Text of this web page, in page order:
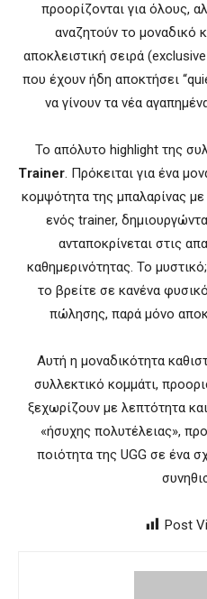
προορίζονται για όλους,
αναζητούν το μοναδικό
αποκλειστική σειρά
που έχουν ήδη αποκτήσει
να γίνουν τα νέα
Το απόλυτο highlight της
Trainer. Πρόκειται για ένα
κομψότητα της μπαλαρίνας
ενός trainer,
ανταποκρίνεται στις
καθημερινότητας. Το
το βρείτε σε κανένα
πώλησης, παρά μόνο
Αυτή η μοναδικότητα
συλλεκτικό κομμάτι,
ξεχωρίζουν με λεπτότητα
«ήσυχης πολυτέλειας»,
ποιότητα της UGG σε ένα
Post